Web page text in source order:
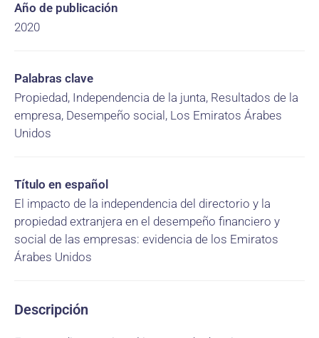
Año de publicación
2020
Palabras clave
Propiedad, Independencia de la junta, Resultados de la
empresa, Desempeño social, Los Emiratos Árabes
Unidos
Título en español
El impacto de la independencia del directorio y la
propiedad extranjera en el desempeño financiero y
social de las empresas: evidencia de los Emiratos
Árabes Unidos
Descripción